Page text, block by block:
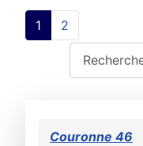
1 2
Couronne 46